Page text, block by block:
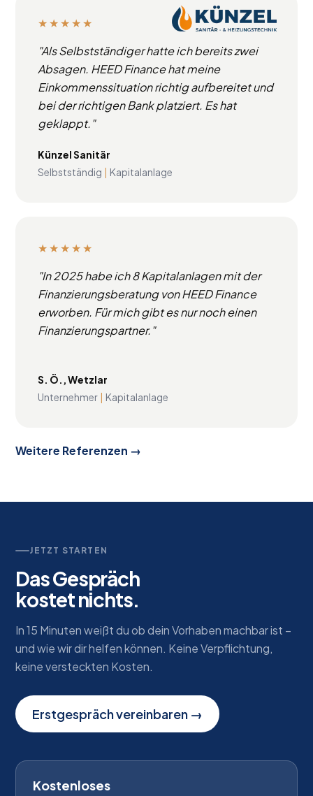
★★★★★
"Als Selbstständiger hatte ich bereits zwei
Absagen. HEED Finance hat meine
Einkommenssituation richtig aufbereitet und
bei der richtigen Bank platziert. Es hat
geklappt."
Künzel Sanitär
Selbstständig | Kapitalanlage
★★★★★
"In 2025 habe ich 8 Kapitalanlagen mit der
Finanzierungsberatung von HEED Finance
erworben. Für mich gibt es nur noch einen
Finanzierungspartner."
S. Ö., Wetzlar
Unternehmer | Kapitalanlage
Weitere Referenzen →
JETZT STARTEN
Das Gespräch
kostet nichts.
In 15 Minuten weißt du ob dein Vorhaben machbar ist –
und wie wir dir helfen können. Keine Verpflichtung,
keine versteckten Kosten.
Erstgespräch vereinbaren →
Kostenloses